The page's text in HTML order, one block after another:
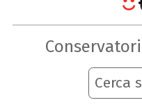
Cerca